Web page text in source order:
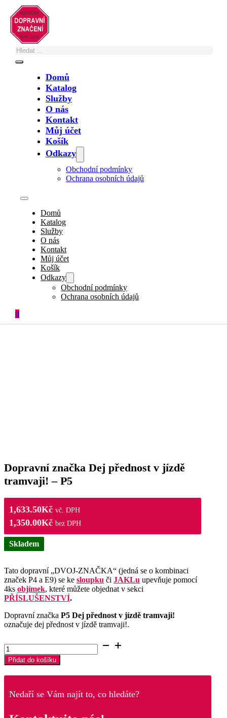
Přeskočit na hlavní obsah
Domů
Katalog
Služby
O nás
Kontakt
Můj účet
Košík
Odkazy
Obchodní podmínky
Ochrana osobních údajů
Domů
Katalog
Služby
O nás
Kontakt
Můj účet
Košík
Odkazy
Obchodní podmínky
Ochrana osobních údajů
0
Zastupujete město, obec, nebo technické
služby?
Své poptávky a objednávky na fakturu
info@znacky.comnebo zavolejte na
Dopravní značka Dej přednost v jízdě
tramvaji! – P5
1,633.50Kč vč. DPH
1,350.00Kč bez DPH
Skladem
Tato dopravní „DVOJ-ZNAČKA“ (jedná se o kombinaci
značek P4 a E9) se ke sloupku či JAKLu upevňuje pomocí
4ks objímek, které můžete objednat v sekci
PŘÍSLUŠENSTVÍ.
Dopravní značka P5 Dej přednost v jízdě tramvaji!
označuje dej přednost v jízdě tramvaji!.
Dopravní
značka
Dej
tramvaji!
P5
Přidat do košíku
Nedaří se Vám najít to, co hledáte?